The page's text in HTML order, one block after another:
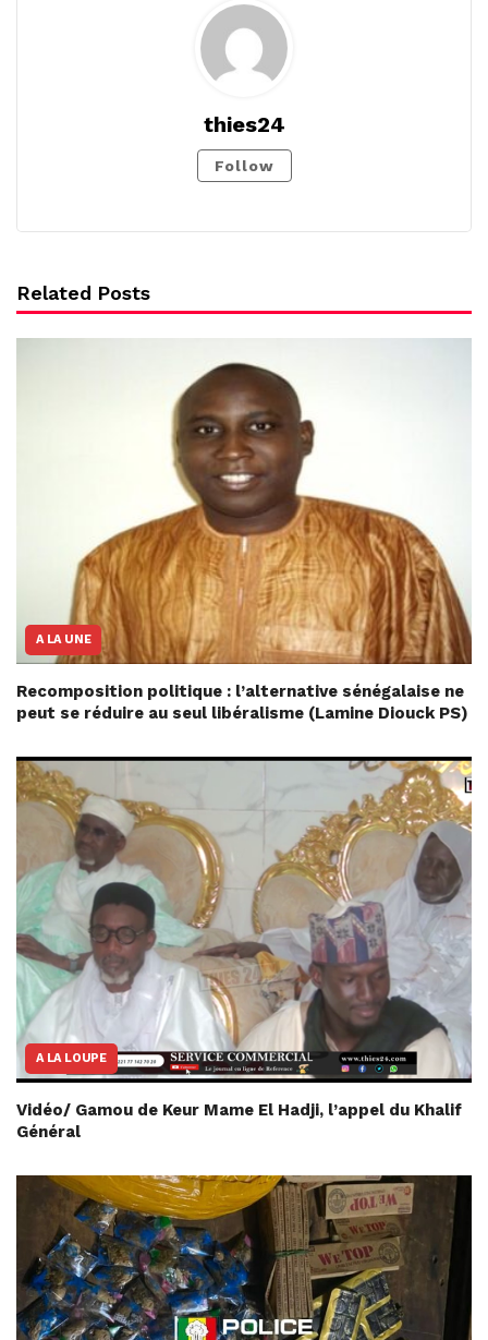
thies24
Follow
Related Posts
A LA UNE
Recomposition politique : l’alternative sénégalaise ne
peut se réduire au seul libéralisme (Lamine Diouck PS)
A LA LOUPE
Vidéo/ Gamou de Keur Mame El Hadji, l’appel du Khalif
Général